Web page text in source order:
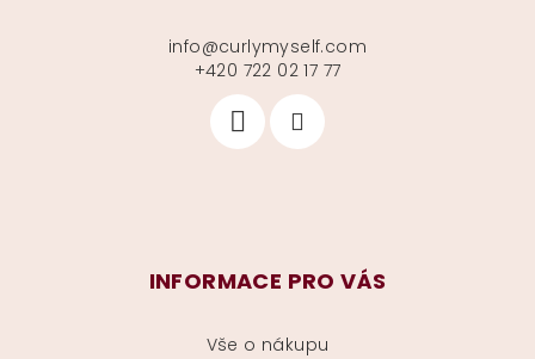
info@curlymyself.com
+420 722 02 17 77
INFORMACE PRO VÁS
Vše o nákupu